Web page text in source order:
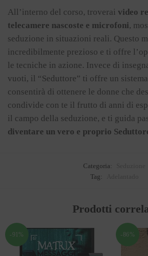
All’interno del corso, troverai video
telecamere nascoste e microfoni,
seduzione in situazioni reali. Questo
incredibilmente prezioso e ti offre
le tecniche in azione. Invece di
vuoti, il “Seduttore” ti offre un
consentirà di ottenere le donne che
condivide con te il frutto di anni di
il campo della seduzione, e ti guida
diventare un vero e proprio
Categoria:
Tag:
Prodotti
-91% -86%